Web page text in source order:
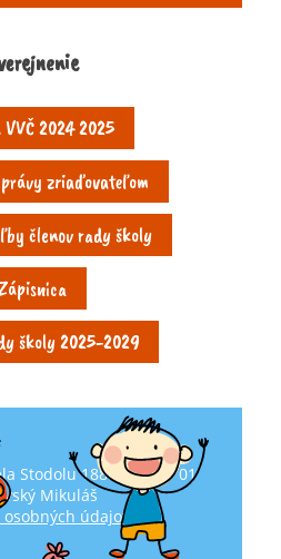
2024 2025
zriaďovateľom
členov rady školy
školy 2025-2029
Stodolu 1888/81, 031 01
Mikuláš
údajov